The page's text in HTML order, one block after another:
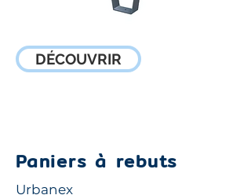
DÉCOUVRIR
Paniers à rebuts
Urbanex